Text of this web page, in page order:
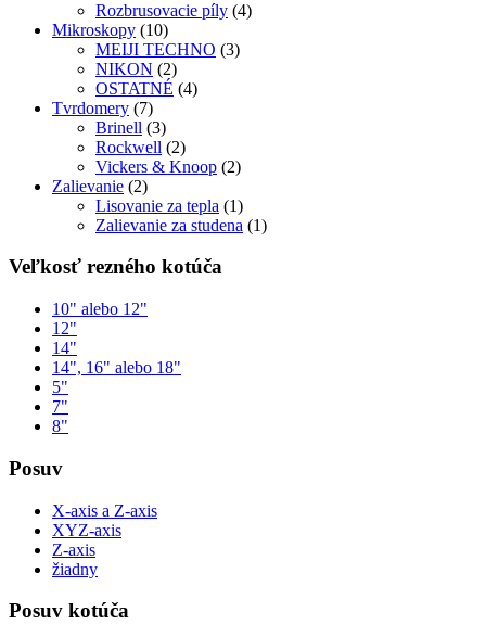
Rozbrusovacie píly (4)
Mikroskopy (10)
MEIJI TECHNO (3)
NIKON (2)
OSTATNÉ (4)
Tvrdomery (7)
Brinell (3)
Rockwell (2)
Vickers & Knoop (2)
Zalievanie (2)
Lisovanie za tepla (1)
Zalievanie za studena (1)
Veľkosť rezného kotúča
10" alebo 12"
12"
14"
14", 16" alebo 18"
5"
7"
8"
Posuv
X-axis a Z-axis
XYZ-axis
Z-axis
žiadny
Posuv kotúča